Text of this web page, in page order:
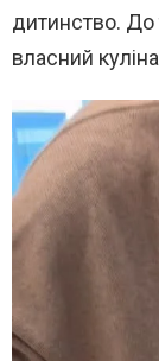
дитинство.
власний